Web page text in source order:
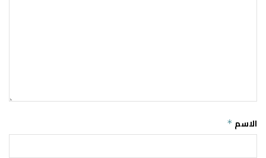
الاسم *